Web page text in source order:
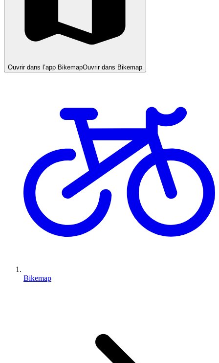
Ouvrir dans l’app BikemapOuvrir dans Bikemap
Bikemap